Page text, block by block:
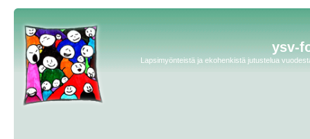
ysv-
Lapsimyönteistä ja ekohenkistä jutustelua